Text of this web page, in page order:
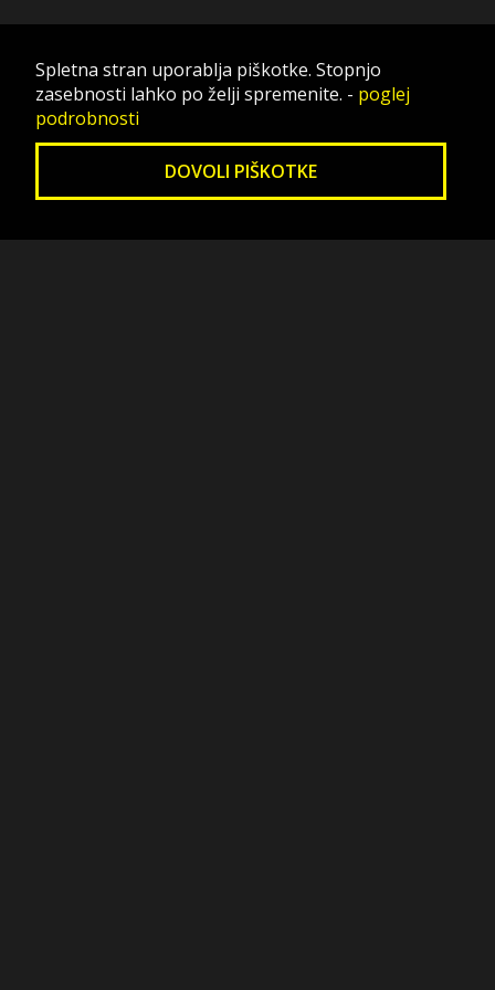
Spletna stran uporablja piškotke. Stopnjo
zasebnosti lahko po želji spremenite. - poglej
podrobnosti
DOVOLI PIŠKOTKE